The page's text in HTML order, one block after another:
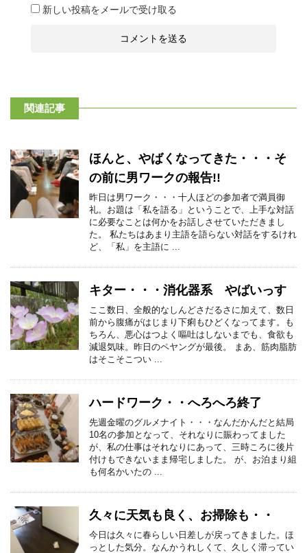
新しい投稿をメールで受け取る
関連記事
ほんと、やばくなってきた・・・そ
の前に男ワークの報告!!
昨日は男ワーク・・・十人ほどの参加者で満員御
礼。お題は「私を語る」ということで、上手な対話
に必要なことは何かをお話しさせていただきまし
た。 私たちはあまり主語を語らない対話をするけれ
ど、「私」を主語に ...
キター・・・消化器系 やばいっす
ここ数日、全般的なしんどさだるさに加えて、数日
前から腹痛がはじまり下痢もひどくなってます。も
ちろん、悪心はつよく嘔吐はしないまでも、食欲も
減退気味。昨日のペヤングが最後。 まあ、筋肉脂肪
はそこそこつい ...
ハードワーク・・へろへろ終了
先週金曜のグルメナイト・・・なんだかんだと結局
10名の参加となって、それなりに賑わってました
が、私の仕事はそれなりにあって、三時ころに後片
付けもできないまま帰宅しました。 が、お泊まり組
も何名かいたの ...
久々に天気も良く、お掃除も・・
今日は久々に春らしい日差しが戻ってきました。ほ
っとした気分。なんかうれしくて、久しく滞ってい